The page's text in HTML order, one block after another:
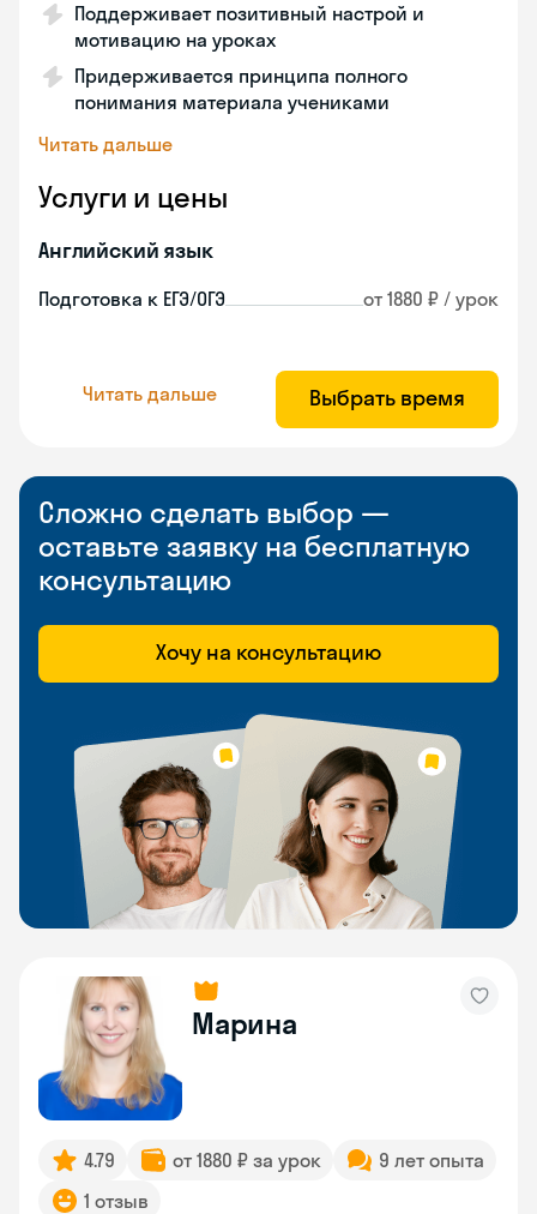
Поддерживает позитивный настрой и
мотивацию на уроках
Придерживается принципа полного
понимания материала учениками
Читать дальше
Услуги и цены
Английский язык
Подготовка к ЕГЭ/ОГЭ от 1880 ₽ / урок
Читать дальше Выбрать время
Сложно сделать выбор —
оставьте заявку на бесплатную
консультацию
Хочу на консультацию
Марина
4.79 от 1880 ₽ за урок
9 лет опыта
1 отзыв